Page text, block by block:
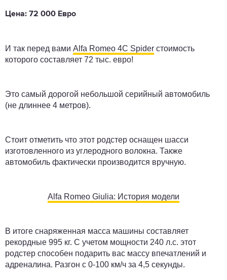
Цена: 72 000 Евро
И так перед вами Alfa Romeo 4C Spider стоимость
которого составляет 72 тыс. евро!
Это самый дорогой небольшой серийный автомобиль
(не длиннее 4 метров).
Стоит отметить что этот родстер оснащен шасси
изготовленного из углеродного волокна. Также
автомобиль фактически производится вручную.
Alfa Romeo Giulia: История модели
В итоге снаряженная масса машины составляет
рекордные 995 кг. С учетом мощности 240 л.с. этот
родстер способен подарить вас массу впечатлений и
адреналина. Разгон с 0-100 км/ч за 4,5 секунды.